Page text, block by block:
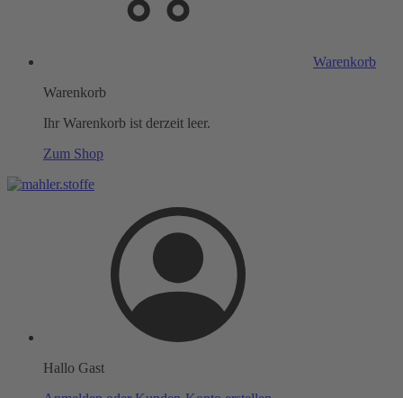
Warenkorb
Warenkorb
Ihr Warenkorb ist derzeit leer.
Zum Shop
Hallo Gast